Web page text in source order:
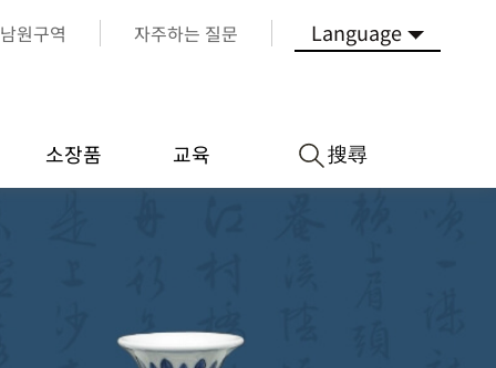
남원구역 자주하는 질문 Language
소장품 교육 搜尋